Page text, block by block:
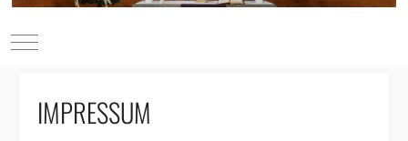
Mobile Menu Toggle
IMPRESSUM